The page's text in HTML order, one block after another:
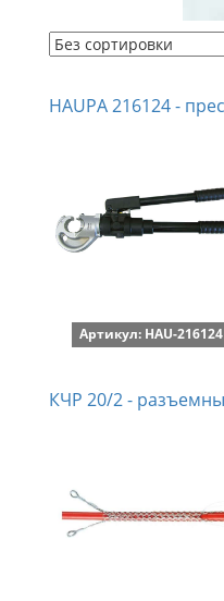
HAUPA 216124 -
Артикул: HAU-216124
КЧР 20/2 -